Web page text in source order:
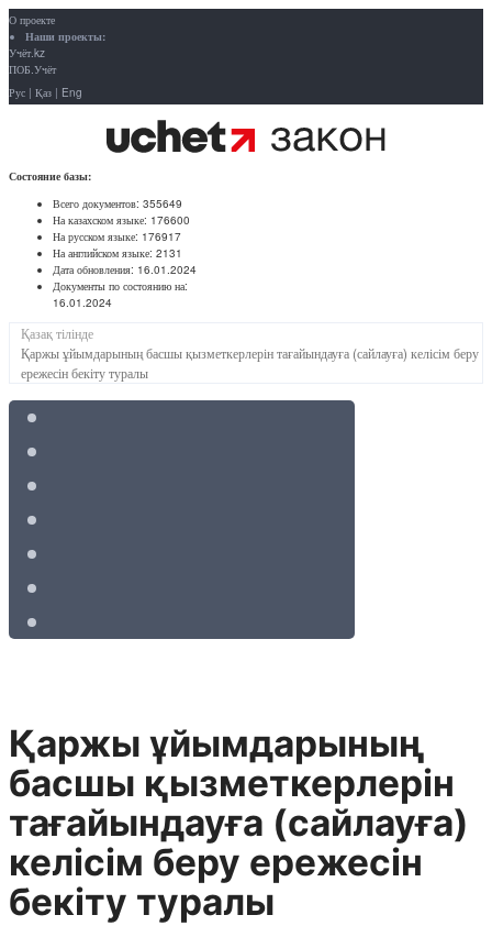
О проекте
Наши проекты:
Учёт.kz
ПОБ.Учёт
Рус | Қаз | Eng
Состояние базы:
Всего документов: 355649
На казахском языке: 176600
На русском языке: 176917
На английском языке: 2131
Дата обновления: 16.01.2024
Документы по состоянию на:
16.01.2024
Қазақ тілінде
Қаржы ұйымдарының басшы қызметкерлерін тағайындауға (сайлауға) келісім беру
ережесін бекіту туралы
Қаржы ұйымдарының
басшы қызметкерлерін
тағайындауға (сайлауға)
келісім беру ережесін
бекіту туралы